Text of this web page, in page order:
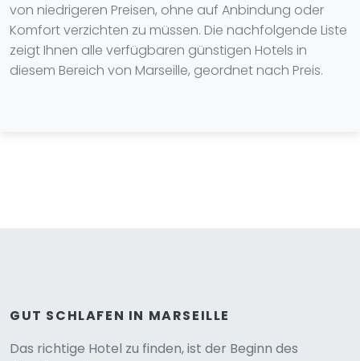
von niedrigeren Preisen, ohne auf Anbindung oder
Komfort verzichten zu müssen. Die nachfolgende Liste
zeigt Ihnen alle verfügbaren günstigen Hotels in
diesem Bereich von Marseille, geordnet nach Preis.
GUT SCHLAFEN IN MARSEILLE
Das richtige Hotel zu finden, ist der Beginn des